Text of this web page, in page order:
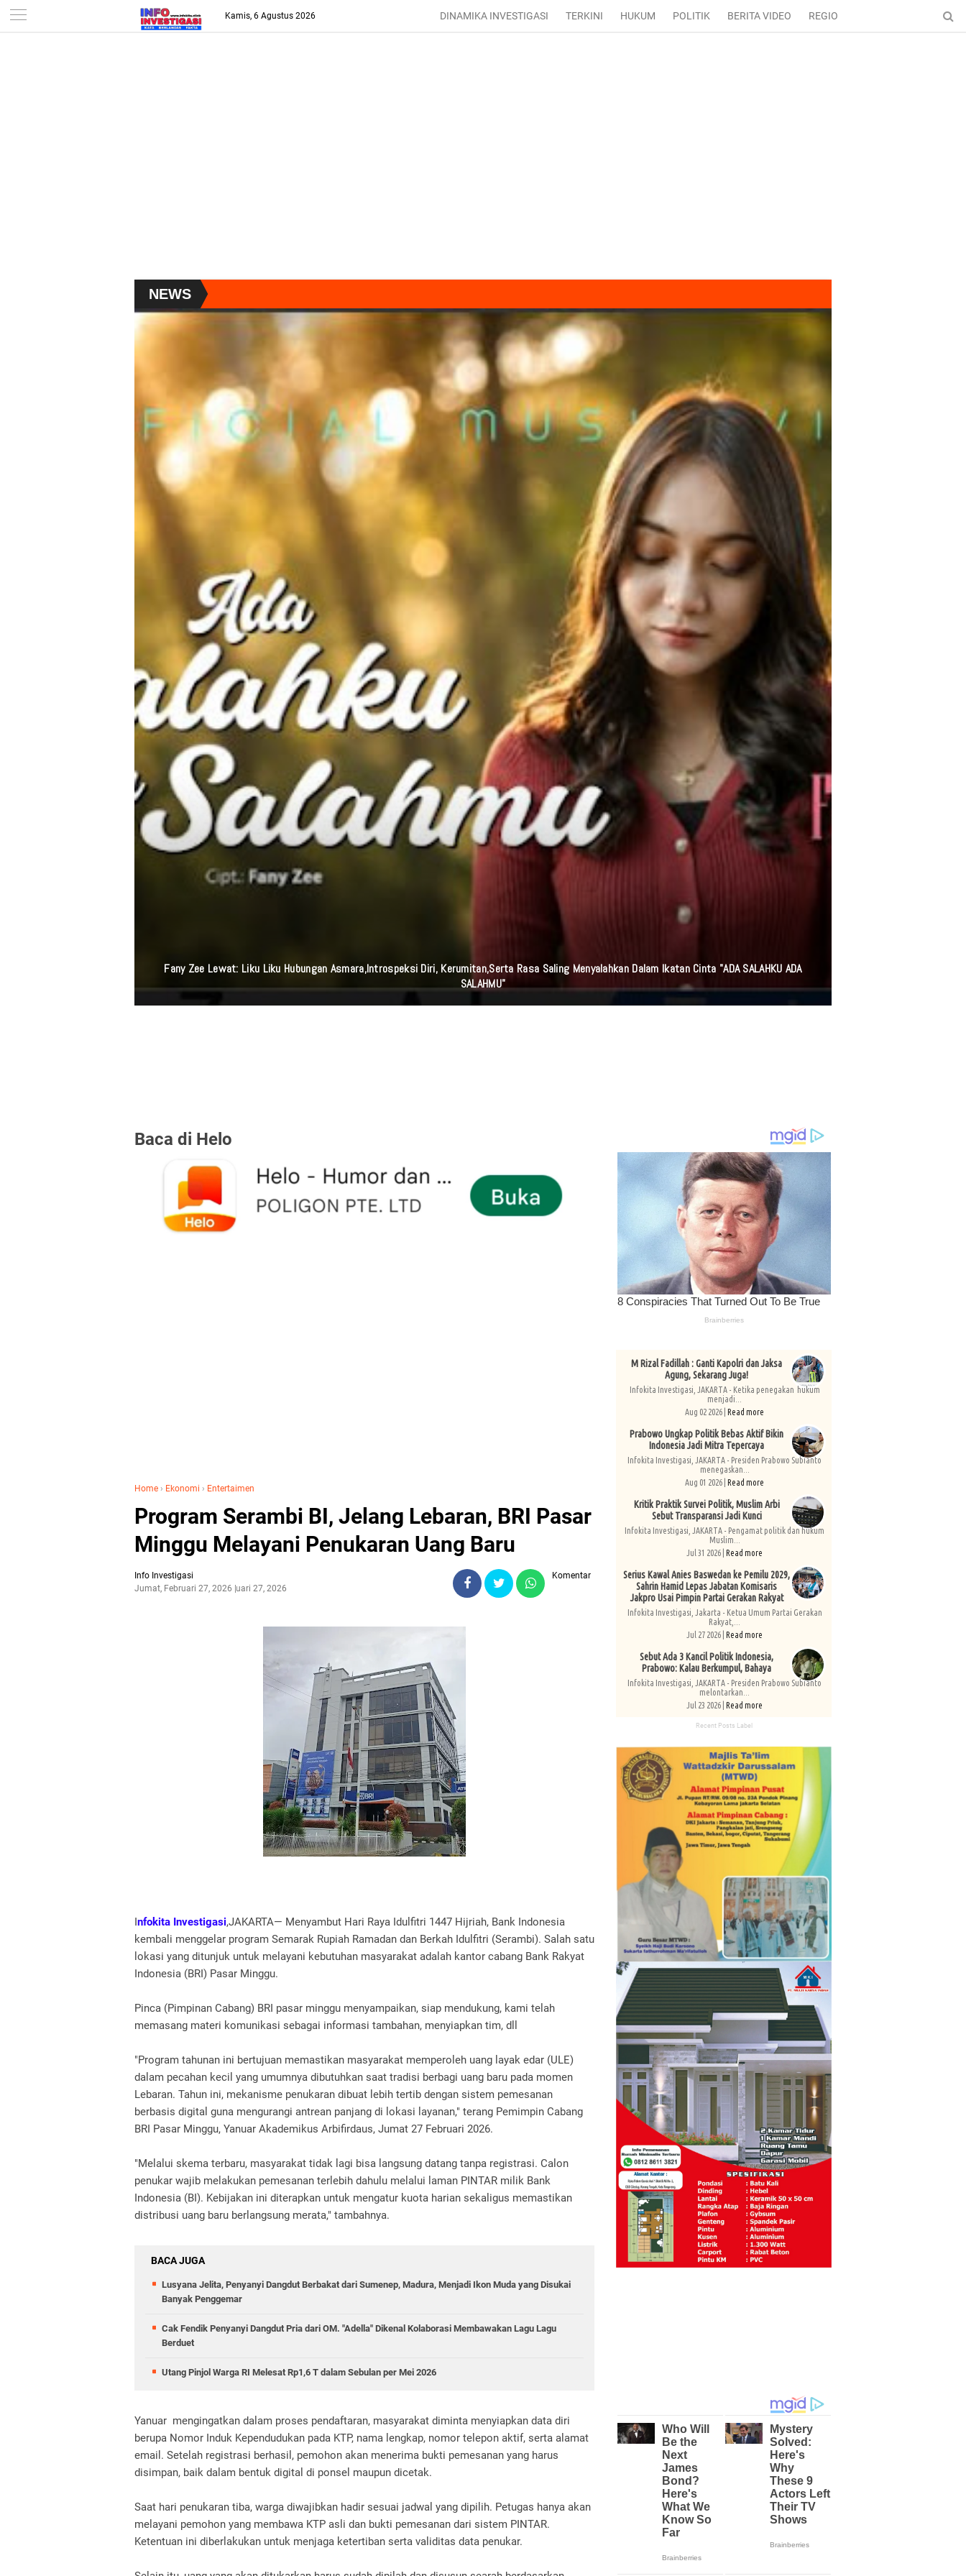
-->
Kamis, 6 Agustus 2026 DINAMIKA INVESTIGASI TERKINI HUKUM POLITIK BERITA VIDEO REGIONAL ENTERTAINMENT
NEWS
Fany Zee Lewat: Liku Liku Hubungan Asmara,Introspeksi Diri, Kerumitan,serta Rasa Saling Menyalahkan Dalam Ikatan Cinta "ADA SALAHKU ADA
SALAHMU"
Baca di Helo
Home › Ekonomi › Entertaimen
Program Serambi BI, Jelang Lebaran, BRI Pasar
Minggu Melayani Penukaran Uang Baru
Info Investigasi
Jumat, Februari 27, 2026Februari 27, 2026
Komentar
Infokita Investigasi,JAKARTA— Menyambut Hari Raya Idulfitri 1447 Hijriah, Bank Indonesia
kembali menggelar program Semarak Rupiah Ramadan dan Berkah Idulfitri (Serambi). Salah satu
lokasi yang ditunjuk untuk melayani kebutuhan masyarakat adalah kantor cabang Bank Rakyat
Indonesia (BRI) Pasar Minggu.
Pinca (Pimpinan Cabang) BRI pasar minggu menyampaikan, siap mendukung, kami telah
memasang materi komunikasi sebagai informasi tambahan, menyiapkan tim, dll
"Program tahunan ini bertujuan memastikan masyarakat memperoleh uang layak edar (ULE)
dalam pecahan kecil yang umumnya dibutuhkan saat tradisi berbagi uang baru pada momen
Lebaran. Tahun ini, mekanisme penukaran dibuat lebih tertib dengan sistem pemesanan
berbasis digital guna mengurangi antrean panjang di lokasi layanan," terang Pemimpin Cabang
BRI Pasar Minggu, Yanuar Akademikus Arbifirdaus, Jumat 27 Februari 2026.
"Melalui skema terbaru, masyarakat tidak lagi bisa langsung datang tanpa registrasi. Calon
penukar wajib melakukan pemesanan terlebih dahulu melalui laman PINTAR milik Bank
Indonesia (BI). Kebijakan ini diterapkan untuk mengatur kuota harian sekaligus memastikan
distribusi uang baru berlangsung merata," tambahnya.
BACA JUGA
Lusyana Jelita, Penyanyi Dangdut Berbakat dari Sumenep, Madura, Menjadi Ikon Muda yang Disukai
Banyak Penggemar
Cak Fendik Penyanyi Dangdut Pria dari OM. "Adella" Dikenal Kolaborasi Membawakan Lagu Lagu
Berduet
Utang Pinjol Warga RI Melesat Rp1,6 T dalam Sebulan per Mei 2026
Yanuar mengingatkan dalam proses pendaftaran, masyarakat diminta menyiapkan data diri
berupa Nomor Induk Kependudukan pada KTP, nama lengkap, nomor telepon aktif, serta alamat
email. Setelah registrasi berhasil, pemohon akan menerima bukti pemesanan yang harus
disimpan, baik dalam bentuk digital di ponsel maupun dicetak.
Saat hari penukaran tiba, warga diwajibkan hadir sesuai jadwal yang dipilih. Petugas hanya akan
melayani pemohon yang membawa KTP asli dan bukti pemesanan dari sistem PINTAR.
Ketentuan ini diberlakukan untuk menjaga ketertiban serta validitas data penukar.
M Rizal Fadillah : Ganti Kapolri dan Jaksa
Agung, Sekarang Juga!
Infokita Investigasi, JAKARTA - Ketika penegakan hukum
menjadi...
Aug 02 2026 | Read more
Prabowo Ungkap Politik Bebas Aktif Bikin
Indonesia Jadi Mitra Tepercaya
Infokita Investigasi, JAKARTA - Presiden Prabowo Subianto
menegaskan...
Aug 01 2026 | Read more
Kritik Praktik Survei Politik, Muslim Arbi
Sebut Transparansi Jadi Kunci
Infokita Investigasi, JAKARTA - Pengamat politik dan hukum
Muslim...
Jul 31 2026 | Read more
Serius Kawal Anies Baswedan ke Pemilu 2029,
Sahrin Hamid Lepas Jabatan Komisaris
Jakpro Usai Pimpin Partai Gerakan Rakyat
Infokita Investigasi, Jakarta - Ketua Umum Partai Gerakan
Rakyat,...
Jul 27 2026 | Read more
Sebut Ada 3 Kancil Politik Indonesia,
Prabowo: Kalau Berkumpul, Bahaya
Infokita Investigasi, JAKARTA - Presiden Prabowo Subianto
melontarkan...
Jul 23 2026 | Read more
Recent Posts Label